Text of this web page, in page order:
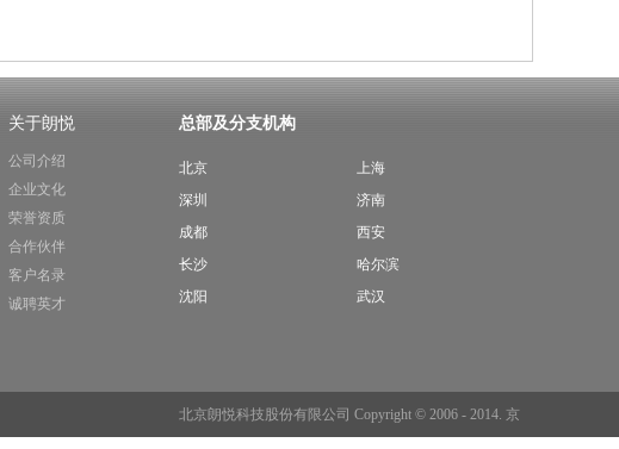
关于朗悦
公司介绍
企业文化
荣誉资质
合作伙伴
客户名录
诚聘英才
总部及分支机构
北京
上海
深圳
济南
成都
西安
长沙
哈尔滨
沈阳
武汉
北京朗悦科技股份有限公司 Copyright © 2006 - 2014. 京